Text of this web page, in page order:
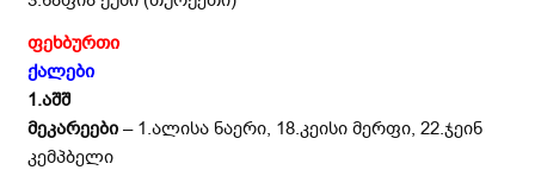
ფეხბურთი
ქალები
1.აშშ
მეკარეები– 1.ალისა ნაერი, 18.კეისი მერფი, 22.ჯეინ
კემპბელი